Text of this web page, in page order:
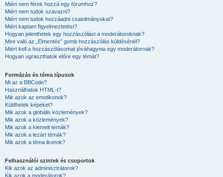
Miért nem férek hozzá egy fórumhoz?
Miért nem tudok szavazni?
Miért nem tudok hozzáadni csatolmányokat?
Miért kaptam figyelmeztetést?
Hogyan jelenthetek egy hozzászólást a moderátoroknak?
Mire való az „Elmentés” gomb hozzászólás küldésénél?
Miért kell a hozzászólásomat jóváhagynia egy moderátornak?
Hogyan ugraszthatok előre egy témát?
Formázás és téma típusok
Mi az a BBCode?
Használhatok HTML-t?
Mik azok az emotikonok?
Küldhetek képeket?
Mik azok a globális közlemények?
Mik azok a közlemények?
Mik azok a kiemelt témák?
Mik azok a lezárt témák?
Mik azok a téma ikonok?
Felhasználói szintek és csoportok
Kik azok az adminisztrátorok?
Kik azok a moderátorok?